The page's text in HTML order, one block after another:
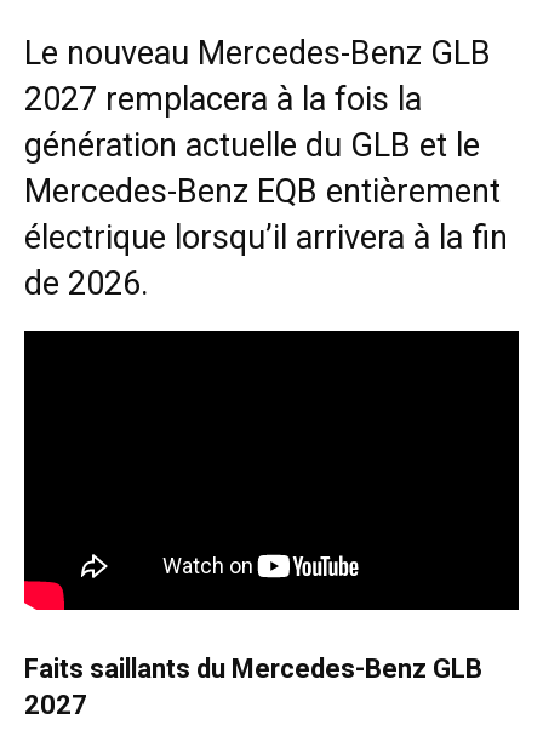
Le nouveau Mercedes-Benz GLB
2027 remplacera à la fois la
génération actuelle du GLB et le
Mercedes-Benz EQB entièrement
électrique lorsqu’il arrivera à la fin
de 2026.
Faits saillants du Mercedes-Benz GLB
2027